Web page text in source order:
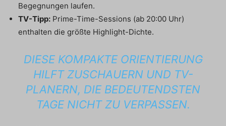
Begegnungen laufen.
TV-Tipp: Prime-Time-Sessions (ab 20:00 Uhr)
enthalten die größte Highlight-Dichte.
DIESE KOMPAKTE ORIENTIERUNG
HILFT ZUSCHAUERN UND TV-
PLANERN, DIE BEDEUTENDSTEN
TAGE NICHT ZU VERPASSEN.